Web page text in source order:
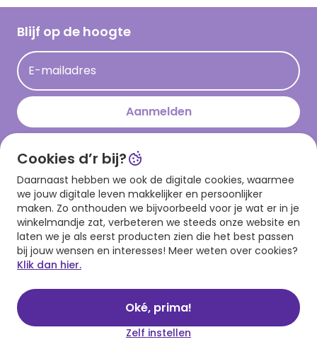
Hallmark Kaartclub
Acties
Persberichten
Hallmark en Kinderpostzegels
Cadeau inspiratie
Kaartinspiratie
Blijf op de hoogte
E-mailadres
Aanmelden
Download onze app
Cookies d’r bij?
Daarnaast hebben we ook de digitale cookies, waarmee
we jouw digitale leven makkelijker en persoonlijker
maken. Zo onthouden we bijvoorbeeld voor je wat er in je
winkelmandje zat, verbeteren we steeds onze website en
laten we je als eerst producten zien die het best passen
bij jouw wensen en interesses! Meer weten over cookies?
Klik dan hier.
Oké, prima!
Zelf instellen